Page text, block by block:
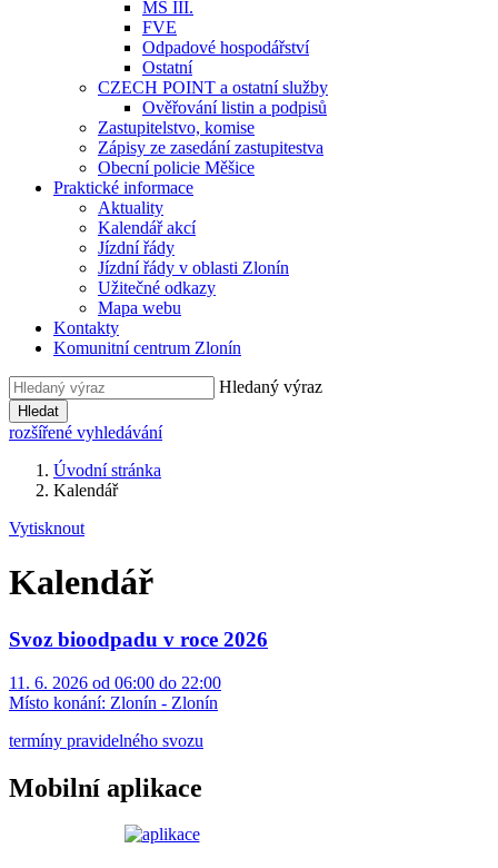
MŠ III.
FVE
Odpadové hospodářství
Ostatní
CZECH POINT a ostatní služby
Ověřování listin a podpisů
Zastupitelstvo, komise
Zápisy ze zasedání zastupitestva
Obecní policie Měšice
Praktické informace
Aktuality
Kalendář akcí
Jízdní řády
Jízdní řády v oblasti Zlonín
Užitečné odkazy
Mapa webu
Kontakty
Komunitní centrum Zlonín
Hledaný výraz
Hledat
rozšířené vyhledávání
Úvodní stránka
Kalendář
Vytisknout
Kalendář
Svoz bioodpadu v roce 2026
11. 6. 2026 od 06:00 do 22:00
Místo konání: Zlonín - Zlonín
termíny pravidelného svozu
Mobilní aplikace